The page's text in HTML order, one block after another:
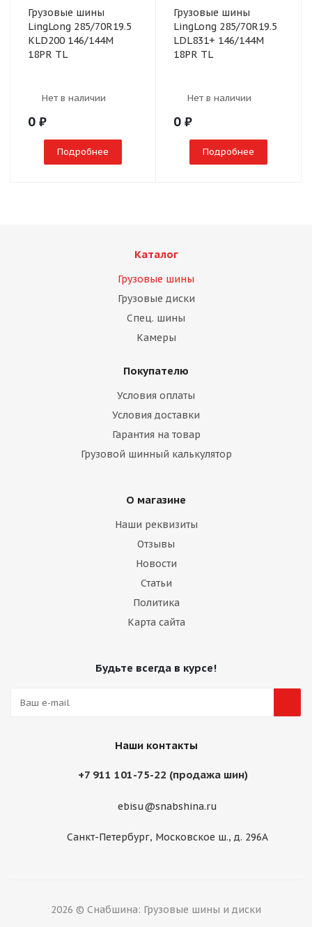
Грузовые шины
LingLong 285/70R19.5
KLD200 146/144M
18PR TL
Нет в наличии
0 ₽
Подробнее
Грузовые шины
LingLong 285/70R19.5
LDL831+ 146/144M
18PR TL
Нет в наличии
0 ₽
Подробнее
Каталог
Грузовые шины
Грузовые диски
Спец. шины
Камеры
Покупателю
Условия оплаты
Условия доставки
Гарантия на товар
Грузовой шинный калькулятор
О магазине
Наши реквизиты
Отзывы
Новости
Статьи
Политика
Карта сайта
Будьте всегда в курсе!
Наши контакты
+7 911 101-75-22 (продажа шин)
ebisu@snabshina.ru
Санкт-Петербург, Московское ш., д. 296А
2026 © Снабшина: Грузовые шины и диски